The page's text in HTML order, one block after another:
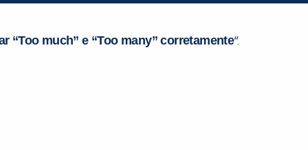
“Too much” e “Too many” corretamente“.